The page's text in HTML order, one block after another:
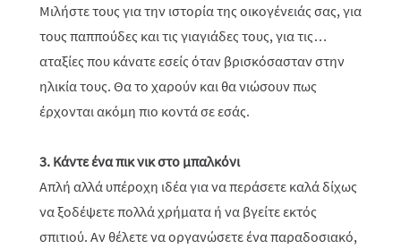
Μιλήστε τους για την ιστορία της οικογένειάς σας, για
τους παππούδες και τις γιαγιάδες τους, για τις…
αταξίες που κάνατε εσείς όταν βρισκόσασταν στην
ηλικία τους. Θα το χαρούν και θα νιώσουν πως
έρχονται ακόμη πιο κοντά σε εσάς.
3. Κάντε ένα πικ νικ στο μπαλκόνι
Απλή αλλά υπέροχη ιδέα για να περάσετε καλά δίχως
να ξοδέψετε πολλά χρήματα ή να βγείτε εκτός
σπιτιού. Αν θέλετε να οργανώσετε ένα παραδοσιακό,